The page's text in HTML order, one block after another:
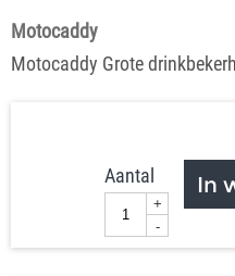
Motocaddy
Motocaddy Grote
Aantal
+
-
In